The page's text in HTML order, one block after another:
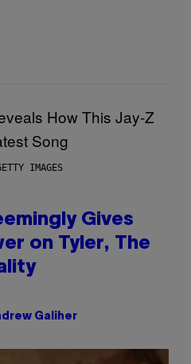
IMAGES
Gives
on Tyler, The
Galiher